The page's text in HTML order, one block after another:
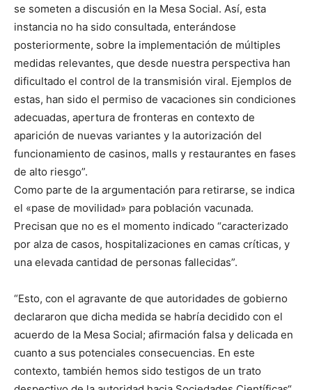
se someten a discusión en la Mesa Social. Así, esta
instancia no ha sido consultada, enterándose
posteriormente, sobre la implementación de múltiples
medidas relevantes, que desde nuestra perspectiva han
dificultado el control de la transmisión viral. Ejemplos de
estas, han sido el permiso de vacaciones sin condiciones
adecuadas, apertura de fronteras en contexto de
aparición de nuevas variantes y la autorización del
funcionamiento de casinos, malls y restaurantes en fases
de alto riesgo”.
Como parte de la argumentación para retirarse, se indica
el «pase de movilidad» para población vacunada.
Precisan que no es el momento indicado “caracterizado
por alza de casos, hospitalizaciones en camas críticas, y
una elevada cantidad de personas fallecidas”.
“Esto, con el agravante de que autoridades de gobierno
declararon que dicha medida se habría decidido con el
acuerdo de la Mesa Social; afirmación falsa y delicada en
cuanto a sus potenciales consecuencias. En este
contexto, también hemos sido testigos de un trato